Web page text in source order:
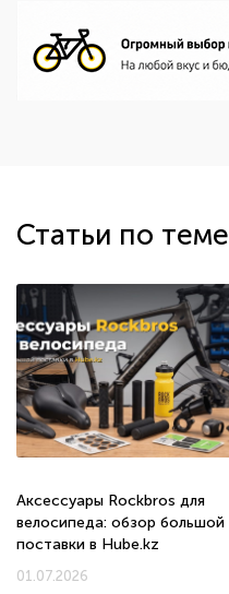
Статьи по теме
Аксессуары Rockbros для
велосипеда: обзор большой
поставки в Hube.kz
01.07.2026